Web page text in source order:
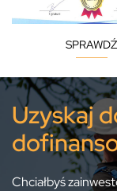
SPRAWDŹ
Uzyskaj
Chciałbyś